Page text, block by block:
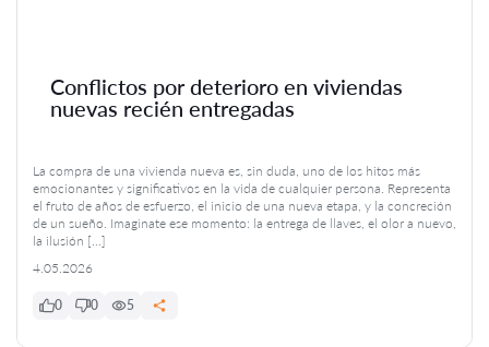
Conflictos por deterioro en viviendas
nuevas recién entregadas
La compra de una vivienda nueva es, sin duda, uno de los hitos más
emocionantes y significativos en la vida de cualquier persona. Representa
el fruto de años de esfuerzo, el inicio de una nueva etapa, y la concreción
de un sueño. Imaginate ese momento: la entrega de llaves, el olor a nuevo,
la ilusión […]
4.05.2026
0 0 5